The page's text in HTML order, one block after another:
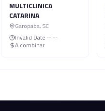
MULTICLINICA
CATARINA
Garopaba, SC
Invalid Date --:--
A combinar